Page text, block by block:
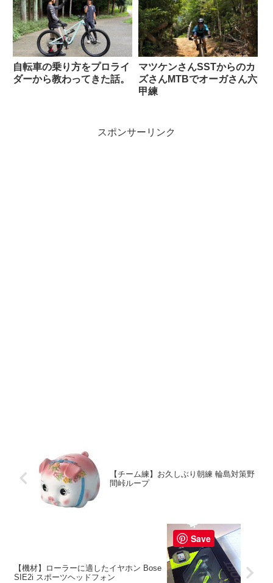
自転車の乗り方をプロライ
ダーから教わってきた話。
マツケンさんSSTからのカ
ズさんMTBでオーガさん六
甲練
スポンサーリンク
【チーム練】お久しぶり朝練 輪島対策野
間峠ループ
【機材】ローラーに適したイヤホン Bose
SIE2i スポーツヘッドフォン
Save